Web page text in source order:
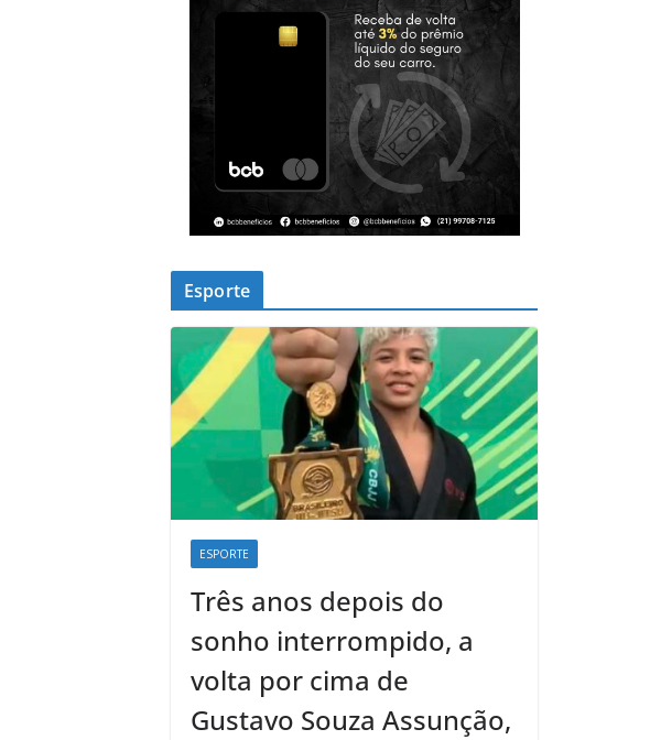
Esporte
ESPORTE
Três anos depois do
sonho interrompido, a
volta por cima de
Gustavo Souza Assunção,